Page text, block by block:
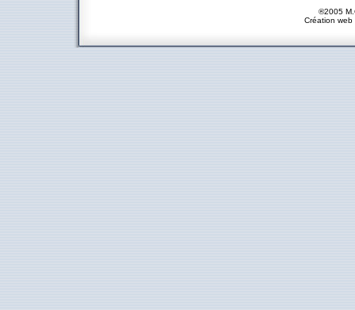
®2005
Création web